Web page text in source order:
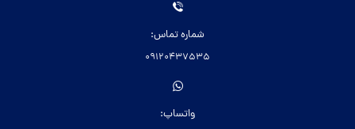
شماره تماس:
09120437535
واتساپ: